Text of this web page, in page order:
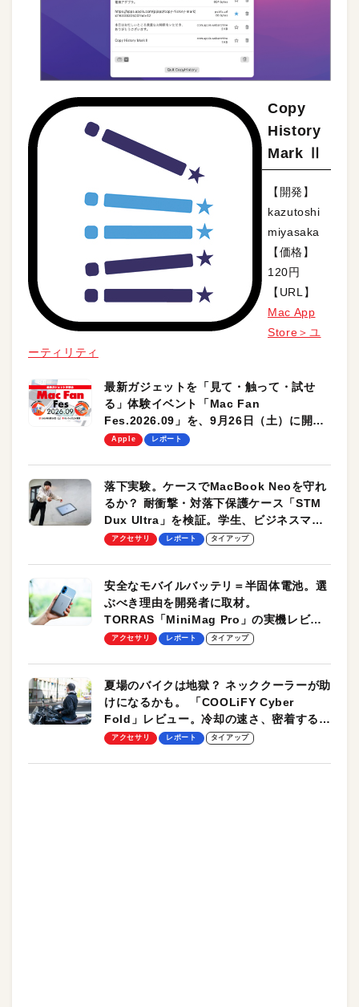
Copy
History
Mark Ⅱ
【開発】
kazutoshi
miyasaka
【価格】
120円
【URL】
Mac App
Store＞ユ
ーティリティ
最新ガジェットを「見て・触って・試せ
る」体験イベント「Mac Fan
Fes.2026.09」を、9月26日（土）に開催
します！
Apple レポート
落下実験。ケースでMacBook Neoを守れ
るか？ 耐衝撃・対落下保護ケース「STM
Dux Ultra」を検証。学生、ビジネスマン
のモバイルユースに最適！
アクセサリ レポート タイアップ
安全なモバイルバッテリ＝半固体電池。選
ぶべき理由を開発者に取材。
TORRAS「MiniMag Pro」の実機レビュ
ーも
アクセサリ レポート タイアップ
夏場のバイクは地獄？ ネッククーラーが助
けになるかも。 「COOLiFY Cyber
Fold」レビュー。冷却の速さ、密着する冷
却プレート、シンプルな操作性がグッド！
アクセサリ レポート タイアップ